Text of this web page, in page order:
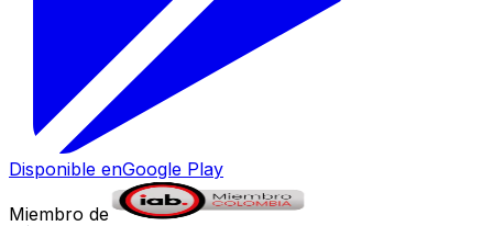
Disponible enGoogle Play
Miembro de